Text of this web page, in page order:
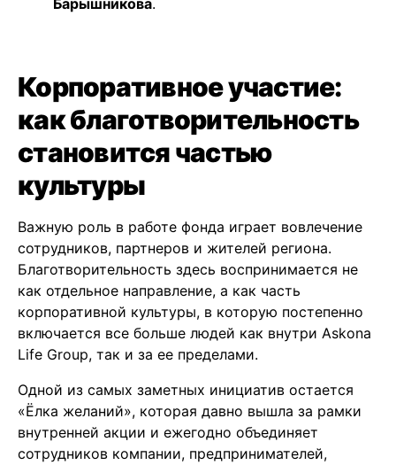
Барышникова.
Корпоративное участие:
как благотворительность
становится частью
культуры
Важную роль в работе фонда играет вовлечение
сотрудников, партнеров и жителей региона.
Благотворительность здесь воспринимается не
как отдельное направление, а как часть
корпоративной культуры, в которую постепенно
включается все больше людей как внутри Askona
Life Group, так и за ее пределами.
Одной из самых заметных инициатив остается
«Ёлка желаний», которая давно вышла за рамки
внутренней акции и ежегодно объединяет
сотрудников компании, предпринимателей,